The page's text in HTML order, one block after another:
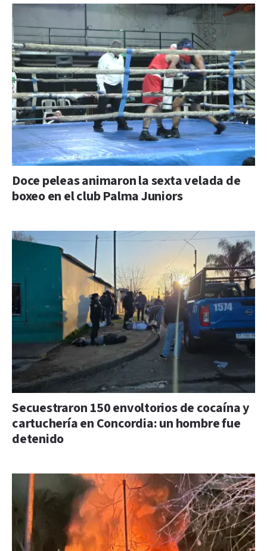
Doce peleas animaron la sexta velada de
boxeo en el club Palma Juniors
Secuestraron 150 envoltorios de cocaína y
cartuchería en Concordia: un hombre fue
detenido